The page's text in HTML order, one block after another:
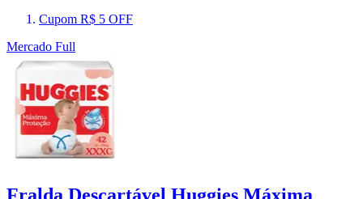
Cupom R$ 5 OFF
Mercado Full
Fralda Descartável Huggies Máxima